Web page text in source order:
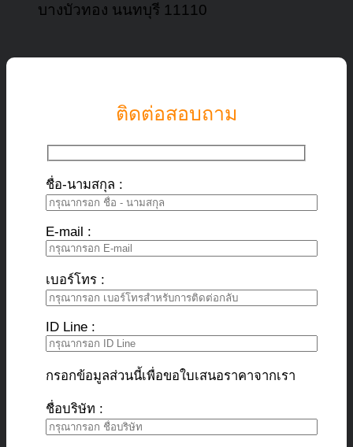
บางบัวทอง นนทบุรี 11110
ติดต่อสอบถาม
ชื่อ-นามสกุล :
E-mail :
เบอร์โทร :
ID Line :
กรอกข้อมูลส่วนนี้เพื่อขอใบเสนอราคาจากเรา
ชื่อบริษัท :